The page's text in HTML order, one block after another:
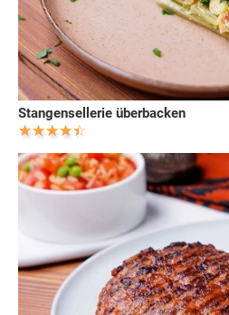
Stangensellerie überbacken